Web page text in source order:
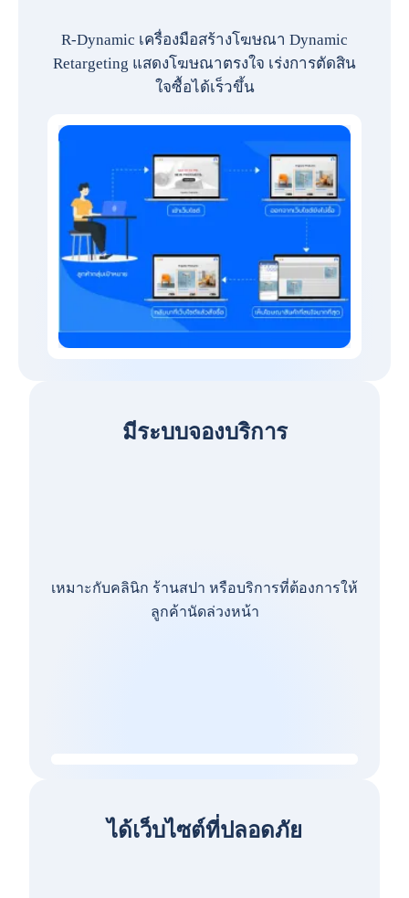
R-Dynamic เครื่องมือสร้างโฆษณา Dynamic
Retargeting แสดงโฆษณาตรงใจ เร่งการตัดสิน
ใจซื้อได้เร็วขึ้น
มีระบบจองบริการ
เหมาะกับคลินิก ร้านสปา หรือบริการที่ต้องการให้
ลูกค้านัดล่วงหน้า
ได้เว็บไซต์ที่ปลอดภัย